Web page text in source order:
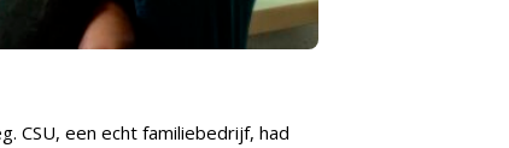
CSU, een echt familiebedrijf, had